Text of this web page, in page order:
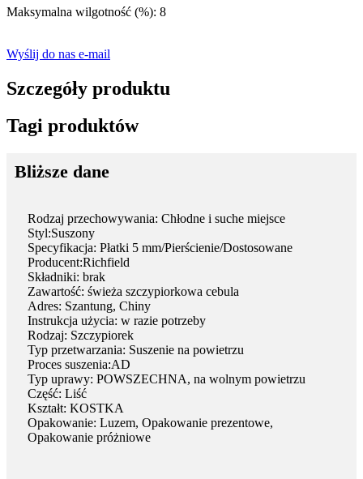
Maksymalna wilgotność (%): 8
Wyślij do nas e-mail
Szczegóły produktu
Tagi produktów
Bliższe dane
Rodzaj przechowywania: Chłodne i suche miejsce
Styl:Suszony
Specyfikacja: Płatki 5 mm/Pierścienie/Dostosowane
Producent:Richfield
Składniki: brak
Zawartość: świeża szczypiorkowa cebula
Adres: Szantung, Chiny
Instrukcja użycia: w razie potrzeby
Rodzaj: Szczypiorek
Typ przetwarzania: Suszenie na powietrzu
Proces suszenia:AD
Typ uprawy: POWSZECHNA, na wolnym powietrzu
Część: Liść
Kształt: KOSTKA
Opakowanie: Luzem, Opakowanie prezentowe,
Opakowanie próżniowe